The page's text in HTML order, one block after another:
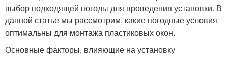
выбор подходящей погоды для проведения установки. В
данной статье мы рассмотрим, какие погодные условия
оптимальны для монтажа пластиковых окон.
Основные факторы, влияющие на установку